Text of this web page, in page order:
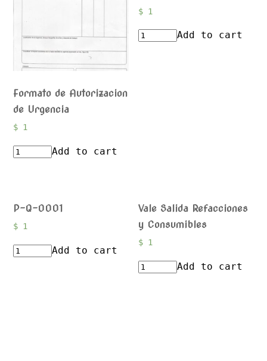
Formato de Autorizacion
de Urgencia
$1
Add to cart
$ 1
Add to cart
P-Q-0001
$1
Add to cart
Vale Salida Refacciones
y Consumibles
$ 1
Add to cart